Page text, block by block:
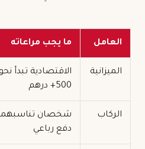
العامل ما يجب مراعاته
الميزانية
500+ درهم
الركاب
دفع رباعي